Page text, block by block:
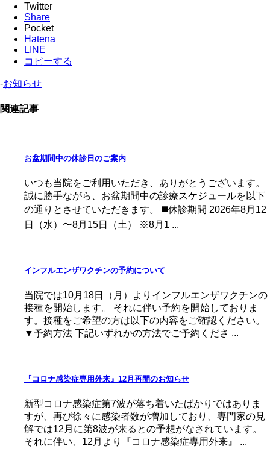
Twitter
Share
Pocket
Hatena
LINE
コピーする
-お知らせ
関連記事
お盆期間中の休診日のご案内
いつも当院をご利用いただき、ありがとうございます。
誠に勝手ながら、お盆期間中の診療スケジュールを以下
の通りとさせていただきます。 ◼️休診期間 2026年8月12
日（水）〜8月15日（土） ※8月1 ...
インフルエンザワクチンの予約について
当院では10月18日（月）よりインフルエンザワクチンの
接種を開始します。 それに伴い予約を開始しておりま
す。接種をご希望の方は以下の内容をご確認ください。
▼予約方法 下記いずれかの方法でご予約くださ ...
『コロナ感染症専用外来』12月再開のお知らせ
新型コロナ感染症第7波が落ち着いたばかりではありま
すが、再び徐々に感染者数が増加しており、専門家の見
解では12月に第8波が来るとの予想がなされています。
それに伴い、12月より『コロナ感染症専用外来』 ...